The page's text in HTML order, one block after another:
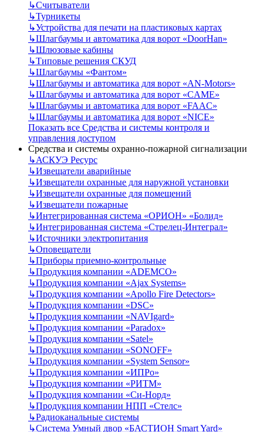
↳Считыватели
↳Турникеты
↳Устройства для печати на пластиковых картах
↳Шлагбаумы и автоматика для ворот «DoorHan»
↳Шлюзовые кабины
↳Типовые решения СКУД
↳Шлагбаумы «Фантом»
↳Шлагбаумы и автоматика для ворот «AN-Motors»
↳Шлагбаумы и автоматика для ворот «CAME»
↳Шлагбаумы и автоматика для ворот «FAAC»
↳Шлагбаумы и автоматика для ворот «NICE»
Показать все Средства и системы контроля и
управления доступом
Средства и системы охранно-пожарной сигнализации
↳АСКУЭ Ресурс
↳Извещатели аварийные
↳Извещатели охранные для наружной установки
↳Извещатели охранные для помещений
↳Извещатели пожарные
↳Интегрированная система «ОРИОН» «Болид»
↳Интегрированная система «Стрелец-Интеграл»
↳Источники электропитания
↳Оповещатели
↳Приборы приемно-контрольные
↳Продукция компании «ADEMCO»
↳Продукция компании «Ajax Systems»
↳Продукция компании «Apollo Fire Detectors»
↳Продукция компании «DSC»
↳Продукция компании «NAVIgard»
↳Продукция компании «Paradox»
↳Продукция компании «Satel»
↳Продукция компании «SONOFF»
↳Продукция компании «System Sensor»
↳Продукция компании «ИПРо»
↳Продукция компании «РИТМ»
↳Продукция компании «Си-Норд»
↳Продукция компании НПП «Стелс»
↳Радиоканальные системы
↳Система Умный двор «БАСТИОН Smart Yard»